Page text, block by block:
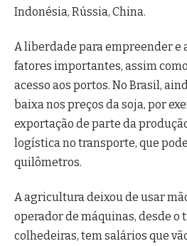
Indonésia, Rússia, China.
A liberdade para empreender e
fatores importantes, assim
acesso aos portos. No Brasil,
baixa nos preços da soja, por
exportação de parte da
logística no transporte, que
quilômetros.
A agricultura deixou de usar
operador de máquinas, desde o
colhedeiras, tem salários que